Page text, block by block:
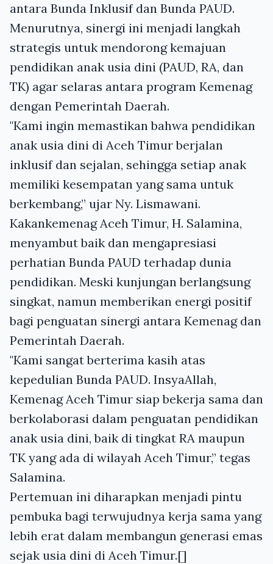
antara Bunda Inklusif dan Bunda PAUD.
Menurutnya, sinergi ini menjadi langkah
strategis untuk mendorong kemajuan
pendidikan anak usia dini (PAUD, RA, dan
TK) agar selaras antara program Kemenag
dengan Pemerintah Daerah.
"Kami ingin memastikan bahwa pendidikan
anak usia dini di Aceh Timur berjalan
inklusif dan sejalan, sehingga setiap anak
memiliki kesempatan yang sama untuk
berkembang,” ujar Ny. Lismawani.
Kakankemenag Aceh Timur, H. Salamina,
menyambut baik dan mengapresiasi
perhatian Bunda PAUD terhadap dunia
pendidikan. Meski kunjungan berlangsung
singkat, namun memberikan energi positif
bagi penguatan sinergi antara Kemenag dan
Pemerintah Daerah.
"Kami sangat berterima kasih atas
kepedulian Bunda PAUD. InsyaAllah,
Kemenag Aceh Timur siap bekerja sama dan
berkolaborasi dalam penguatan pendidikan
anak usia dini, baik di tingkat RA maupun
TK yang ada di wilayah Aceh Timur,” tegas
Salamina.
Pertemuan ini diharapkan menjadi pintu
pembuka bagi terwujudnya kerja sama yang
lebih erat dalam membangun generasi emas
sejak usia dini di Aceh Timur.[]